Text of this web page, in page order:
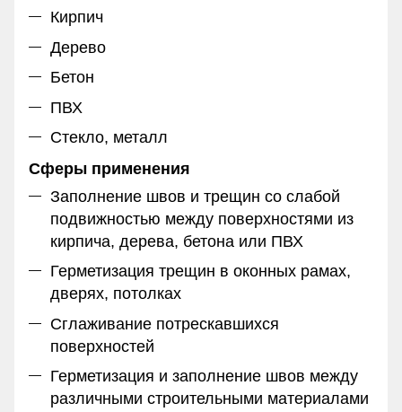
Кирпич
Дерево
Бетон
ПВХ
Стекло, металл
Сферы применения
Заполнение швов и трещин со слабой
подвижностью между поверхностями из
кирпича, дерева, бетона или ПВХ
Герметизация трещин в оконных рамах,
дверях, потолках
Сглаживание потрескавшихся
поверхностей
Герметизация и заполнение швов между
различными строительными материалами